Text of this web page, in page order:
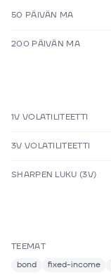
50 PÄIVÄN MA
200 PÄIVÄN MA
1V VOLATILITEETTI
3V VOLATILITEETTI
SHARPEN LUKU (3V)
TEEMAT
bond
fixed-income